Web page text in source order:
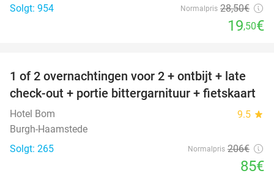
Solgt: 954
Normalpris 28,50€
19,50€
59%
1 of 2 overnachtingen voor 2 + ontbijt + late
check-out + portie bittergarnituur + fietskaart
Hotel Bom 9.5 star
Burgh-Haamstede
Solgt: 265
Normalpris 206€
85€